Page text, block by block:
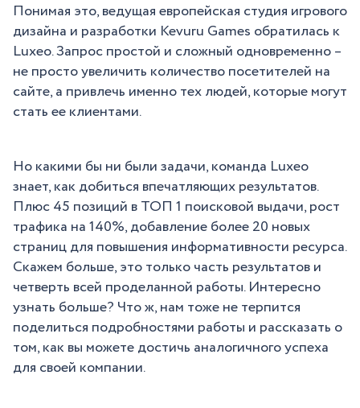
Понимая это, ведущая европейская студия игрового
дизайна и разработки Kevuru Games обратилась к
Luxeo. Запрос простой и сложный одновременно –
не просто увеличить количество посетителей на
сайте, а привлечь именно тех людей, которые могут
стать ее клиентами.
Но какими бы ни были задачи, команда Luxeo
знает, как добиться впечатляющих результатов.
Плюс 45 позиций в ТОП 1 поисковой выдачи, рост
трафика на 140%, добавление более 20 новых
страниц для повышения информативности ресурса.
Скажем больше, это только часть результатов и
четверть всей проделанной работы. Интересно
узнать больше? Что ж, нам тоже не терпится
поделиться подробностями работы и рассказать о
том, как вы можете достичь аналогичного успеха
для своей компании.